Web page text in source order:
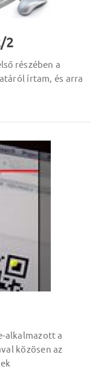
2
részében a
írtam, és arra
alkalmazott a
közösen az